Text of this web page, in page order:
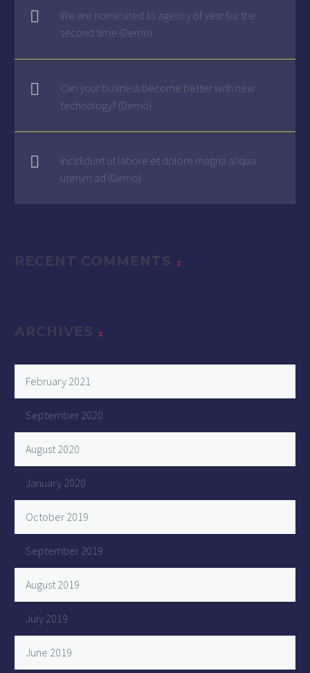
We are nominated to agency of year for the
second time (Demo)
Can your business become better with new
technology? (Demo)
Incididunt ut labore et dolore magna aliqua
utenim ad (Demo)
RECENT COMMENTS
ARCHIVES
February 2021
September 2020
August 2020
January 2020
October 2019
September 2019
August 2019
July 2019
June 2019